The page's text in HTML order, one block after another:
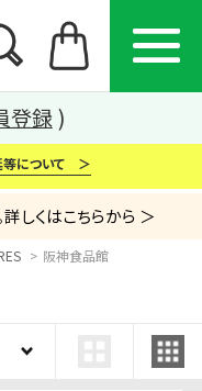
登録
等について ＞
しくはこちらから ＞
阪神食品館